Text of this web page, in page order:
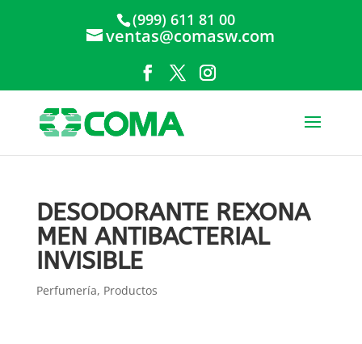
(999) 611 81 00
ventas@comasw.com
DESODORANTE REXONA
MEN ANTIBACTERIAL
INVISIBLE
Perfumería, Productos